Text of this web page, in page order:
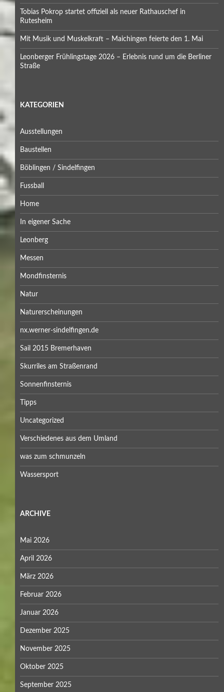
Tobias Pokrop startet offiziell als neuer Rathauschef in
Rutesheim
Mit Musik und Muskelkraft – Maichingen feierte den 1. Mai
Leonberger Frühlingstage 2026 – Erlebnis rund um die Berliner
Straße
KATEGORIEN
Ausstellungen
Baustellen
Böblingen / Sindelfingen
Fussball
Home
In eigener Sache
Leonberg
Messen
Mondfinsternis
Natur
Naturerscheinungen
nx.werner-sindelfingen.de
Sail 2015 Bremerhaven
Skurriles am Straßenrand
Sonnenfinsternis
Tipps
Uncategorized
Verschiedenes aus dem Umland
was zum schmunzeln
Wassersport
ARCHIVE
Mai 2026
April 2026
März 2026
Februar 2026
Januar 2026
Dezember 2025
November 2025
Oktober 2025
September 2025